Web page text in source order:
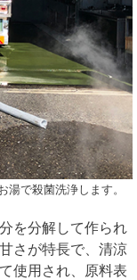
湯で殺菌洗浄します。
を分解して作られ
さが特長で、清涼
使用され、原料表